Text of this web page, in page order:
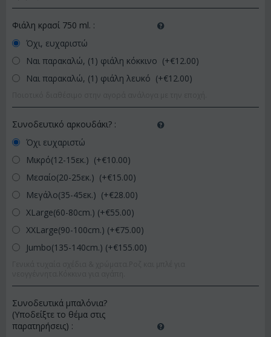
Φιάλη κρασί 750 ml. :
Όχι, ευχαριστώ
Ναι παρακαλώ, (1) φιάλη κόκκινο (+€12.00)
Ναι παρακαλώ, (1) φιάλη λευκό (+€12.00)
Συνοδευτικό αρκουδάκι? :
Όχι ευχαριστώ
Μικρό(12-15εκ.) (+€10.00)
Μεσαίο(20-25εκ.) (+€15.00)
Μεγάλο(35-45εκ.) (+€28.00)
XLarge(60-80cm.) (+€55.00)
XXLarge(90-100cm.) (+€75.00)
Jumbo(135-140cm.) (+€155.00)
Συνοδευτικά μπαλόνια?
(Υποδείξτε το θέμα στις
παρατηρήσεις) :